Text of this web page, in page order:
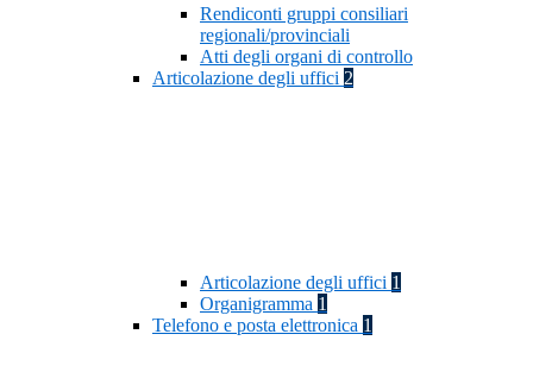
Rendiconti gruppi consiliari
regionali/provinciali
Atti degli organi di controllo
Articolazione degli uffici 2
Articolazione degli uffici 1
Organigramma 1
Telefono e posta elettronica 1